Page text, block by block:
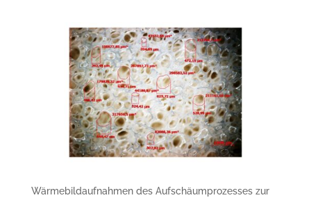
Wärmebildaufnahmen des Aufschäumprozesses zur